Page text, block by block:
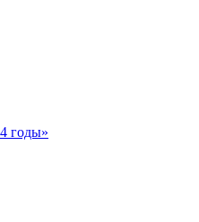
годы»